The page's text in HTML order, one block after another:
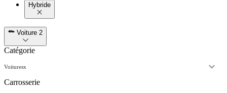
Hybride
Voiture 2
Catégorie
Voituresx
Carrosserie